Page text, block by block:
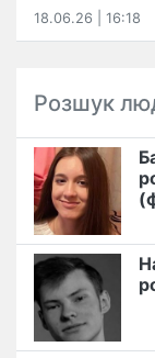
18.06.26 | 16:18
Розшук